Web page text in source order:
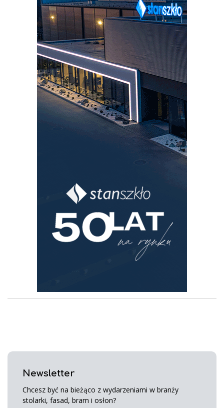
Newsletter
Chcesz być na bieżąco z wydarzeniami w branży
stolarki, fasad, bram i osłon?